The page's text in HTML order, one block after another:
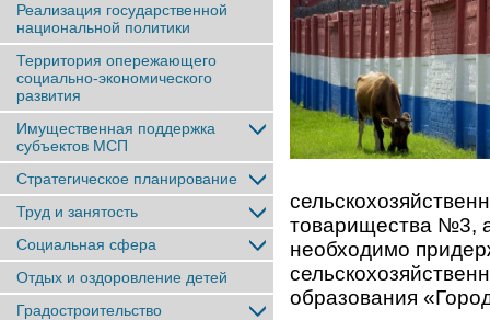
Реализация государственной
национальной политики
Территория опережающего
социально-экономического
развития
Имущественная поддержка
субъектов МСП
Стратегическое планирование
Труд и занятость
Социальная сфера
Отдых и оздоровление детей
Градостроительство
товарищества №3,
необходимо
образования